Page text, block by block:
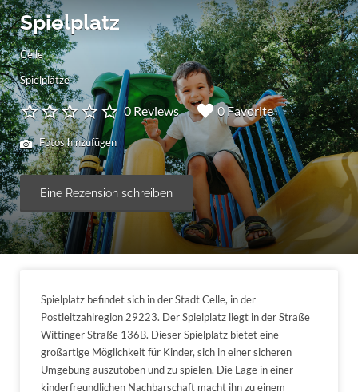
Spielplatz
Celle
Spielplätze
0 Reviews 0 Favorite
Fotos hinzufügen
Eine Rezension schreiben
Spielplatz befindet sich in der Stadt Celle, in der
Postleitzahlregion 29223. Der Spielplatz liegt in der Straße
Wittinger Straße 136B. Dieser Spielplatz bietet eine
großartige Möglichkeit für Kinder, sich in einer sicheren
Umgebung auszutoben und zu spielen. Die Lage in einer
kinderfreundlichen Nachbarschaft macht ihn zu einem